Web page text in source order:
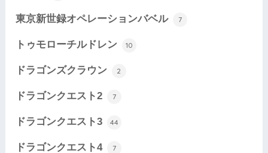
東京新世録オペレーションバベル 7
トゥモローチルドレン 10
ドラゴンズクラウン 2
ドラゴンクエスト2 7
ドラゴンクエスト3 44
ドラゴンクエスト4 7